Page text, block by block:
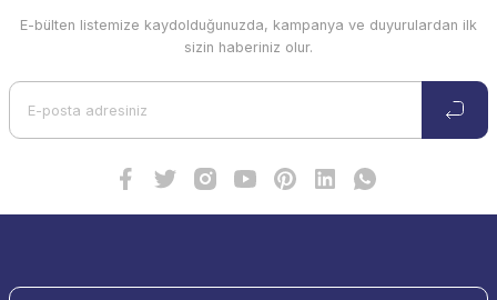
E-bülten listemize kaydolduğunuzda, kampanya ve duyurulardan ilk
sizin haberiniz olur.